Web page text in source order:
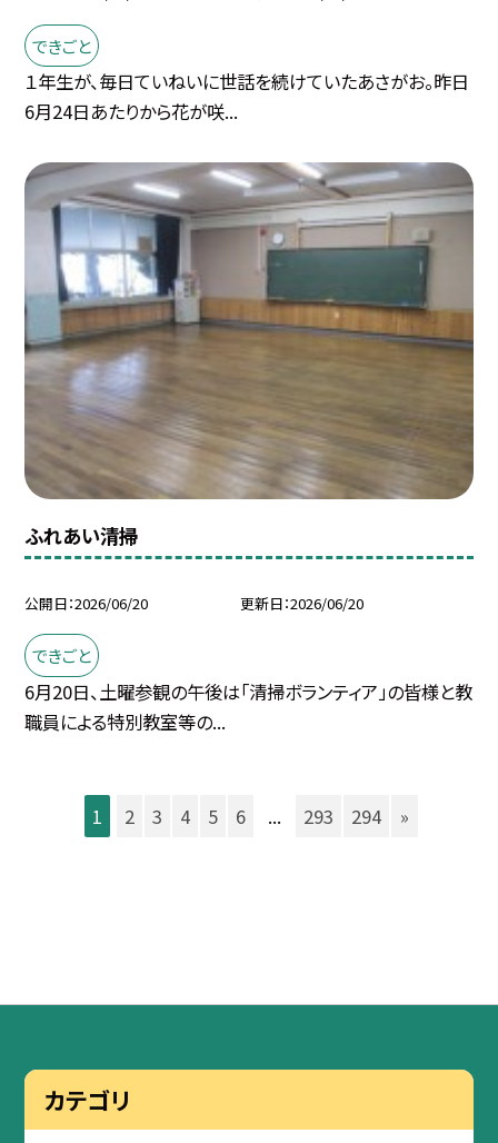
できごと
１年生が、毎日ていねいに世話を続けていたあさがお。昨日
6月24日あたりから花が咲...
ふれあい清掃
公開日 2026/06/20 更新日 2026/06/20
できごと
6月20日、土曜参観の午後は「清掃ボランティア」の皆様と教
職員による特別教室等の...
1 2 3 4 5 6 ... 293 294 »
カテゴリ